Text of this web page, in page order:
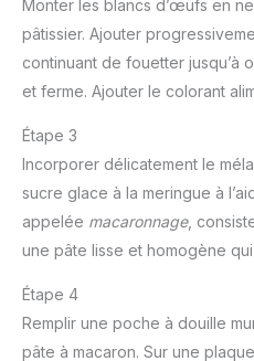
Monter les blancs d’œufs en
pâtissier. Ajouter
continuant de fouetter jusqu’à
et ferme. Ajouter le colorant
Étape 3
Incorporer délicatement le
sucre glace à la meringue à
appelée macaronnage,
une pâte lisse et homogène
Étape 4
Remplir une poche à douille
pâte à macaron. Sur une